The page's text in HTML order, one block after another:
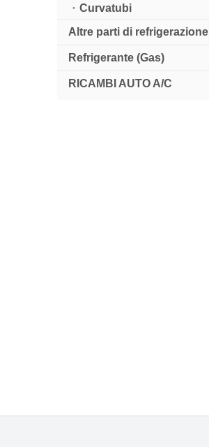
Curvatubi
Altre parti di refrigerazione
Refrigerante (Gas)
RICAMBI AUTO A/C